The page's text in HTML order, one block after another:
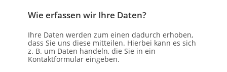
Wie erfassen wir Ihre Daten?
Ihre Daten werden zum einen dadurch erhoben,
dass Sie uns diese mitteilen. Hierbei kann es sich
z. B. um Daten handeln, die Sie in ein
Kontaktformular eingeben.